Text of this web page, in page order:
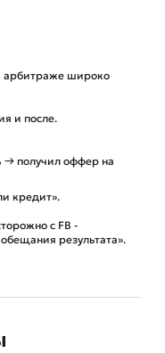
арбитраже широко
и после.
→ получил оффер на
кредит».
с FB -
результата».